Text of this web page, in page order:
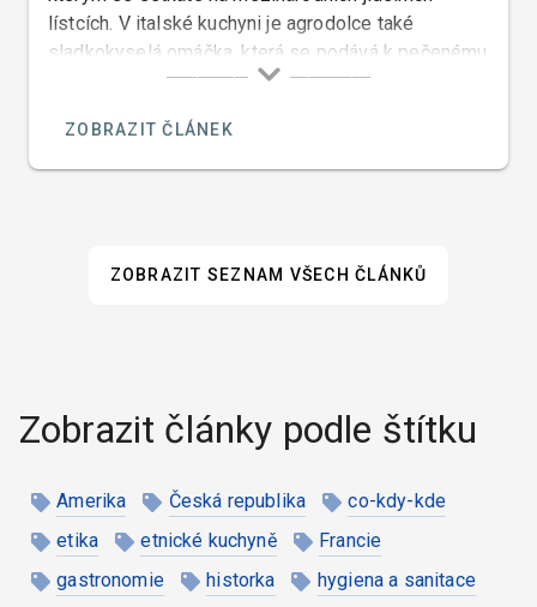
lístcích. V italské kuchyni je agrodolce také
sladkokyselá omáčka, která se podává k pečenému
masu a ke grilovaným jídlům.
ZOBRAZIT ČLÁNEK
ZOBRAZIT SEZNAM VŠECH ČLÁNKŮ
Zobrazit články podle štítku
Amerika Česká republika
co-kdy-kde
etika
etnické kuchyně
Francie
gastronomie
historka
hygiena a sanitace